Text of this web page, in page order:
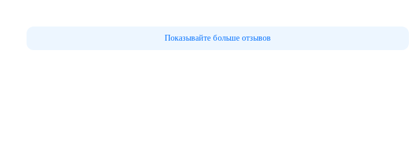
Показывайте больше отзывов